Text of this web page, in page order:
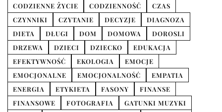
CODZIENNE ŻYCIE
CODZIENNOŚĆ
CZAS
CZYNNIKI
CZYTANIE DECYZJE
DIAGNOZA
DIETA
DŁUGI DOM DOMOWA
DOROSLI
DRZEWA
DZIECI DZIECKO
EDUKACJA
EFEKTYWNOŚĆ
EKOLOGIA
EMOCJE
EMOCJONALNE
EMOCJONALNOŚĆ
EMPATIA
ENERGIA
ETYKIETA FASONY
FINANSE
FINANSOWE
FOTOGRAFIA
GATUNKI MUZYKI